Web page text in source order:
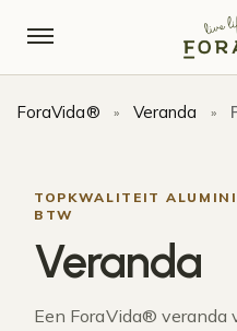
ForaVida® » Veranda »
TOPKWALITEIT
BTW
Veranda
Een ForaVida®